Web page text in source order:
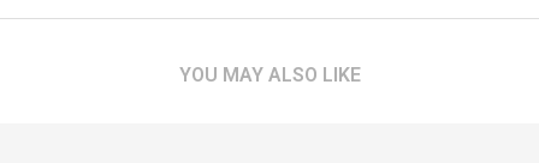
YOU MAY ALSO LIKE